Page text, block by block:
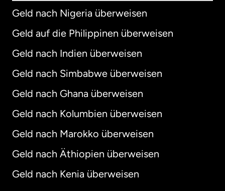
Geld nach Nigeria überweisen
Geld auf die Philippinen überweisen
Geld nach Indien überweisen
Geld nach Simbabwe überweisen
Geld nach Ghana überweisen
Geld nach Kolumbien überweisen
Geld nach Marokko überweisen
Geld nach Äthiopien überweisen
Geld nach Kenia überweisen